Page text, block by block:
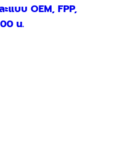
แบบ OEM, FPP,
น.